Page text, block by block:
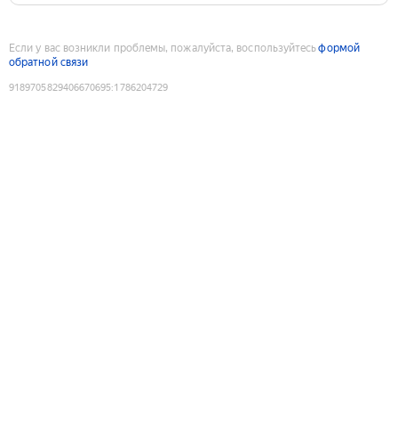
Если у вас возникли проблемы, пожалуйста, воспользуйтесьформой
обратной связи
9189705829406670695:1786204729